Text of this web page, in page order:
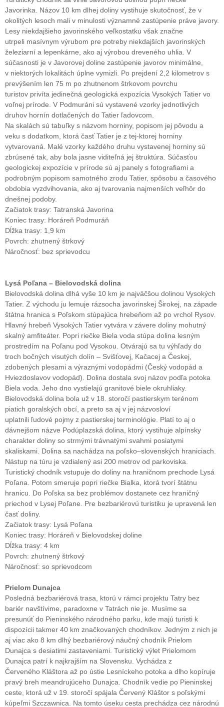
Javorinka. Názov 10 km dlhej doliny vystihuje skutočnosť, že v
okolitých lesoch mali v minulosti významné zastúpenie práve javory.
Lesy niekdajšieho javorinského veľkostatku však značne
utrpeli masívnym výrubom pre potreby niekdajších javorinských
železiarní a lepenkárne, ako aj výrobou dreveného uhlia. V
súčasnosti je v Javorovej doline zastúpenie javorov minimálne,
v niektorých lokalitách úplne vymizli. Po prejdení 2,2 kilometrov s
prevýšením len 75 m po zhutnenom štrkovom povrchu
turistov privíta jedinečná geologická expozícia Vysokých Tatier vo
voľnej prírode. V Podmuráni sú vystavené vzorky jednotlivých
druhov hornín dotlačených do Tatier ľadovcom.
Na skalách sú tabuľky s názvom horniny, popisom jej pôvodu a
veku s dodatkom, ktorá časť Tatier je z tej-ktorej horniny
vytvarovaná. Malé vzorky každého druhu vystavenej horniny sú
zbrúsené tak, aby bola jasne viditeľná jej štruktúra. Súčasťou
geologickej expozície v prírode sú aj panely s fotografiami a
podrobným popisom samotného zrodu Tatier, spôsobu a časového
obdobia vyzdvihovania, ako aj tvarovania najmenších veľhôr do
dnešnej podoby.
Začiatok trasy: Tatranská Javorina
Koniec trasy: Horáreň Podmuráň
Dĺžka trasy: 1,9 km
Povrch: zhutnený štrkový
Náročnosť: bez sprievodcu
Lysá Poľana – Bielovodská dolina
Bielovodská dolina dlhá vyše 10 km je najväčšou dolinou Vysokých
Tatier. Z východu ju lemuje rázsocha javorinskej Širokej, na západe
štátna hranica s Poľskom stúpajúca hrebeňom až po vrchol Rysov.
Hlavný hrebeň Vysokých Tatier vytvára v závere doliny mohutný
skalný amfiteáter. Popri riečke Biela voda stúpa dolina lesným
prostredím na Poľanu pod Vysokou. Otvárajú sa tu výhľady do
troch bočných visutých dolín – Svišťovej, Kačacej a Českej,
zdobených plesami a výraznými vodopádmi (Český vodopád a
Hviezdoslavov vodopád). Dolina dostala svoj názov podľa potoka
Biela voda. Jeho dno vystielajú granitové biele okruhliaky.
Bielovodská dolina bola už v 18. storočí pastierskym terénom
piatich goralských obcí, a preto sa aj v jej názvosloví
uplatnili ľudové pojmy z pastierskej terminológie. Platí to aj o
dávnejšom názve Podúplazská dolina, ktorý vystihuje alpínsky
charakter doliny so strmými trávnatými svahmi posiatymi
skaliskami. Dolina sa nachádza na poľsko–slovenských hraniciach.
Nástup na túru je vzdialený asi 200 metrov od parkoviska.
Turistický chodník vstupuje do doliny na hraničnom prechode Lysá
Poľana. Potom smeruje popri riečke Bialka, ktorá tvorí štátnu
hranicu. Do Poľska sa bez problémov dostanete cez hraničný
priechod v Lysej Poľane. Pre bezbariérovú turistiku je upravená len
časť doliny.
Začiatok trasy: Lysá Poľana
Koniec trasy: Horáreň v Bielovodskej doline
Dĺžka trasy: 4 km
Povrch: zhutnený štrkový
Náročnosť: so sprievodcom
Prielom Dunajca
Posledná bezbariérová trasa, ktorú v rámci projektu Tatry bez
bariér navštívime, paradoxne v Tatrách nie je. Musíme sa
presunúť do Pieninského národného parku, kde majú turisti k
dispozícii takmer 40 km značkovaných chodníkov. Jedným z nich je
aj viac ako 8 km dlhý bezbariérový náučný chodník Prielom
Dunajca s desiatimi zastaveniami. Turistický výlet Prielomom
Dunajca patrí k najkrajším na Slovensku. Vychádza z
Červeného Kláštora až po ústie Lesníckeho potoka a dlho kopíruje
pravý breh meandrujúceho Dunajca. Chodník vedie po Pieninskej
ceste, ktorá už v 19. storočí spájala Červený Kláštor s poľskými
kúpeľmi Szczawnica. Na tomto úseku cesta prechádza cez národnú